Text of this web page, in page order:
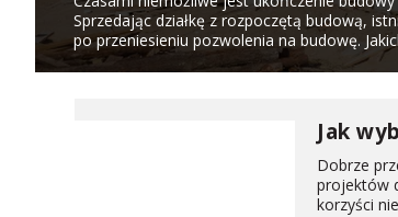
Sprzedając działkę z rozpoczętą budową,
po przeniesieniu pozwolenia na budowę.
Jak
Dobrze
projektów
korzyści